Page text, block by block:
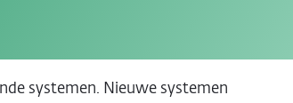
moeten werken. Geen
gebruiken. Altijd en overal.
systemen. Nieuwe systemen